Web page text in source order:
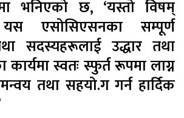
भनिएको छ, ‘यस्तो विषम्
यस एसोसिएसनका सम्पूर्ण
सदस्यहरूलाई उद्धार तथा
स्वतः स्फुर्त रूपमा लाग्न
तथा सहयो.ग गर्न हार्दिक